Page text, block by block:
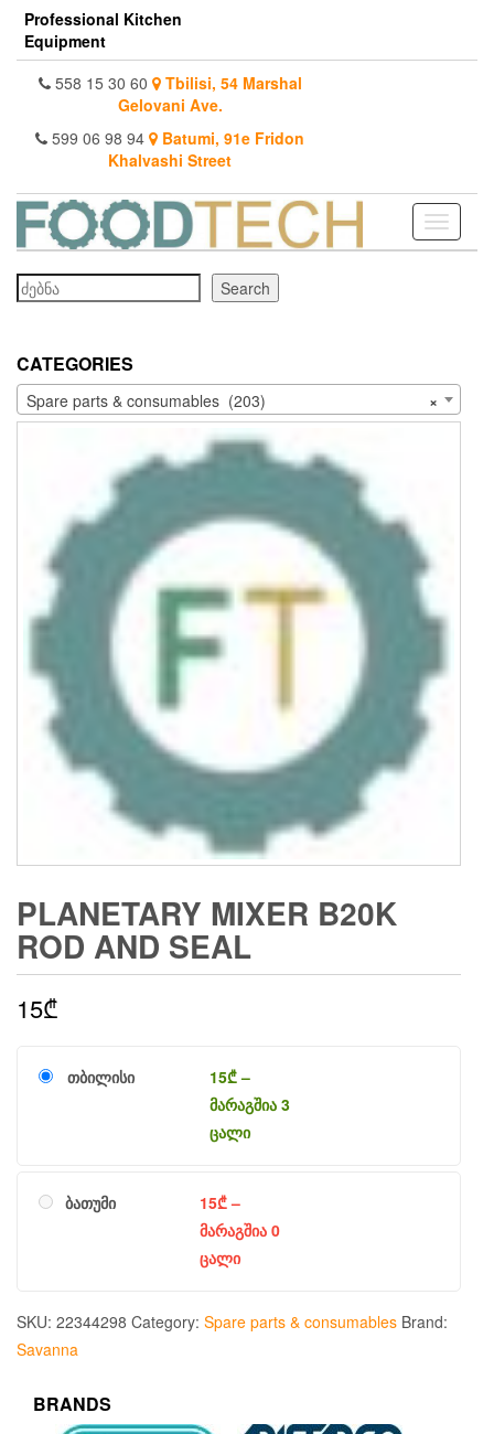
Skip
the
content
Professional Kitchen
Equipment
558 15 30 60
Tbilisi, 54 Marshal
Gelovani Ave.
599 06 98 94
Batumi, 91e Fridon
Khalvashi Street
Toggle
Search
Search
CATEGORIES
×
Spare parts & consumables (203)
PLANETARY MIXER B20K
ROD AND SEAL
15₾
თბილისი 15₾–
მარაგშია 3
ცალი
ბათუმი 15₾–
მარაგშია 0
ცალი
SKU: 22344298 Category: Spare parts & consumables Brand:
Savanna
BRANDS